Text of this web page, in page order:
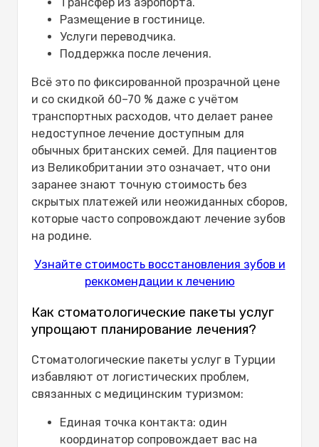
Размещение в гостинице.
Услуги переводчика.
Поддержка после лечения.
Всё это по фиксированной прозрачной цене
и со скидкой 60–70 % даже с учётом
транспортных расходов, что делает ранее
недоступное лечение доступным для
обычных британских семей. Для пациентов
из Великобритании это означает, что они
заранее знают точную стоимость без
скрытых платежей или неожиданных сборов,
которые часто сопровождают лечение зубов
на родине.
Узнайте стоимость восстановления зубов и
реккомендации к лечению
Как стоматологические пакеты услуг
упрощают планирование лечения?
Стоматологические пакеты услуг в Турции
избавляют от логистических проблем,
связанных с медицинским туризмом:
Единая точка контакта: один
координатор сопровождает вас на